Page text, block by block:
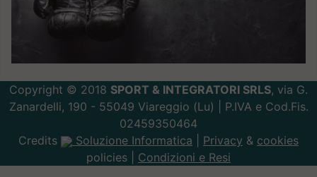
Copyright © 2018 SPORT & INTEGRATORI SRLS, via G.
Zanardelli, 190 - 55049 Viareggio (Lu) | P.IVA e Cod.Fis.
02459350464
Credits
Soluzione Informatica Privacy & cookies
policies | Condizioni e Resi